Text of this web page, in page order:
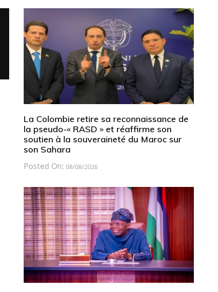
La Colombie retire sa reconnaissance de
la pseudo-« RASD » et réaffirme son
soutien à la souveraineté du Maroc sur
son Sahara
Posted On: 08/08/2026